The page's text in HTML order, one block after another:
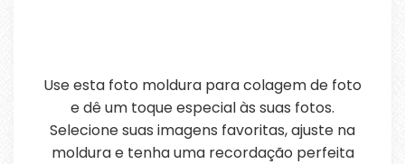
Use esta foto moldura para colagem de foto
e dê um toque especial às suas fotos.
Selecione suas imagens favoritas, ajuste na
moldura e tenha uma recordação perfeita